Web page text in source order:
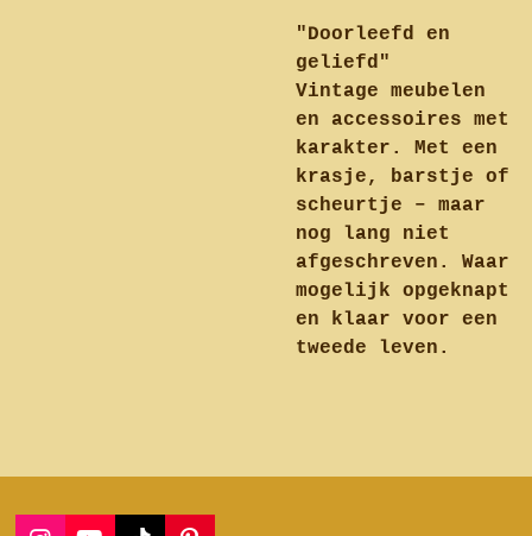
"Doorleefd en
geliefd"
Vintage meubelen
en accessoires met
karakter. Met een
krasje, barstje of
scheurtje – maar
nog lang niet
afgeschreven. Waar
mogelijk opgeknapt
en klaar voor een
tweede leven.